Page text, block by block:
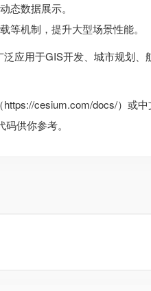
态数据展示。
等机制，提升大型场景性能。
应用于GIS开发、城市规划、
cesium.com/docs/）或中
供你参考。